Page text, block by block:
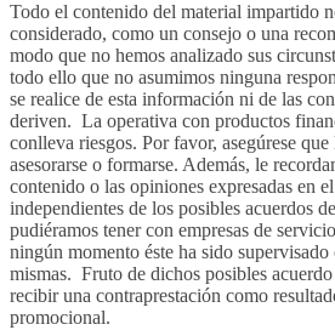
Todo el contenido del material impartido
considerado, como un consejo o una
modo que no hemos analizado sus
todo ello que no asumimos ninguna
se realice de esta información ni de las
deriven. La operativa con productos
conlleva riesgos. Por favor, asegúrese
asesorarse o formarse. Además, le
contenido o las opiniones expresadas en
independientes de los posibles acuerdos
pudiéramos tener con empresas de
ningún momento éste ha sido
mismas. Fruto de dichos posibles
recibir una contraprestación como
promocional.